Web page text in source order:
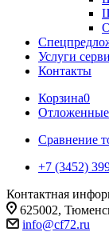
Услуги
Контакты
Корзина0
Отложенные
Сравнение
+7 (3452)
Контактная
625002,
info@cf72.ru